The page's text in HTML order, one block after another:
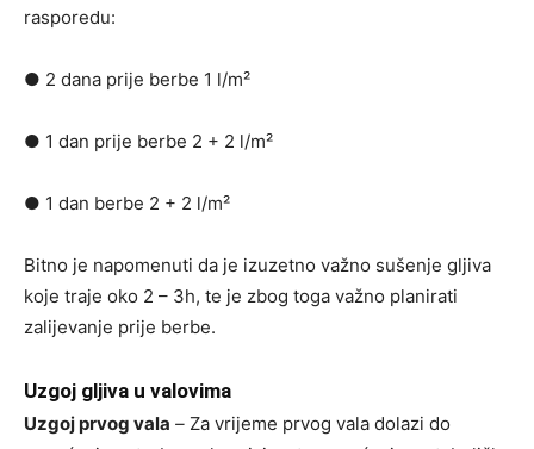
rasporedu:
● 2 dana prije berbe 1 l/m²
● 1 dan prije berbe 2 + 2 l/m²
● 1 dan berbe 2 + 2 l/m²
Bitno je napomenuti da je izuzetno važno sušenje gljiva
koje traje oko 2 – 3h, te je zbog toga važno planirati
zalijevanje prije berbe.
Uzgoj gljiva u valovima
Uzgoj prvog vala – Za vrijeme prvog vala dolazi do